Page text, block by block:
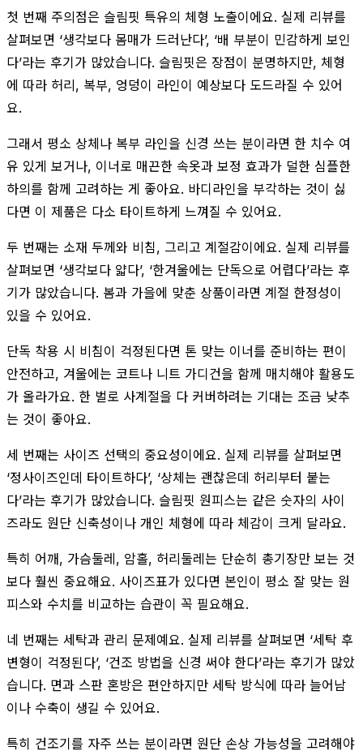
첫 번째 주의점은 슬림핏 특유의 체형 노출이에요. 실제 리뷰를
살펴보면 ‘생각보다 몸매가 드러난다’, ‘배 부분이 민감하게 보인
다’라는 후기가 많았습니다. 슬림핏은 장점이 분명하지만, 체형
에 따라 허리, 복부, 엉덩이 라인이 예상보다 도드라질 수 있어
요.
그래서 평소 상체나 복부 라인을 신경 쓰는 분이라면 한 치수 여
유 있게 보거나, 이너로 매끈한 속옷과 보정 효과가 덜한 심플한
하의를 함께 고려하는 게 좋아요. 바디라인을 부각하는 것이 싫
다면 이 제품은 다소 타이트하게 느껴질 수 있어요.
두 번째는 소재 두께와 비침, 그리고 계절감이에요. 실제 리뷰를
살펴보면 ‘생각보다 얇다’, ‘한겨울에는 단독으로 어렵다’라는 후
기가 많았습니다. 봄과 가을에 맞춘 상품이라면 계절 한정성이
있을 수 있어요.
단독 착용 시 비침이 걱정된다면 톤 맞는 이너를 준비하는 편이
안전하고, 겨울에는 코트나 니트 가디건을 함께 매치해야 활용도
가 올라가요. 한 벌로 사계절을 다 커버하려는 기대는 조금 낮추
는 것이 좋아요.
세 번째는 사이즈 선택의 중요성이에요. 실제 리뷰를 살펴보면
‘정사이즈인데 타이트하다’, ‘상체는 괜찮은데 허리부터 붙는
다’라는 후기가 많았습니다. 슬림핏 원피스는 같은 숫자의 사이
즈라도 원단 신축성이나 개인 체형에 따라 체감이 크게 달라요.
특히 어깨, 가슴둘레, 암홀, 허리둘레는 단순히 총기장만 보는 것
보다 훨씬 중요해요. 사이즈표가 있다면 본인이 평소 잘 맞는 원
피스와 수치를 비교하는 습관이 꼭 필요해요.
네 번째는 세탁과 관리 문제예요. 실제 리뷰를 살펴보면 ‘세탁 후
변형이 걱정된다’, ‘건조 방법을 신경 써야 한다’라는 후기가 많았
습니다. 면과 스판 혼방은 편안하지만 세탁 방식에 따라 늘어남
이나 수축이 생길 수 있어요.
특히 건조기를 자주 쓰는 분이라면 원단 손상 가능성을 고려해야